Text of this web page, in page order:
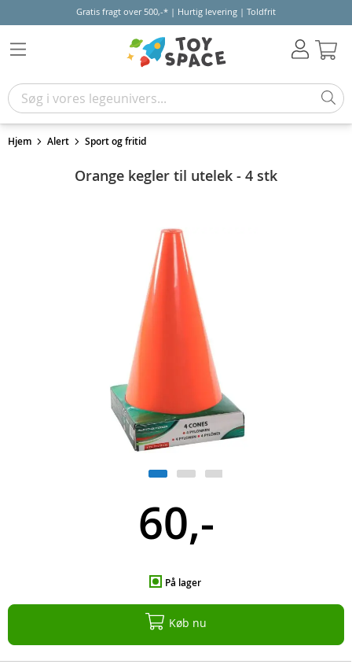
Gratis fragt over 500,-* | Hurtig levering | Toldfrit
Hjem Alert Sport og fritid
Orange kegler til utelek - 4 stk
60,-
På lager
Køb nu